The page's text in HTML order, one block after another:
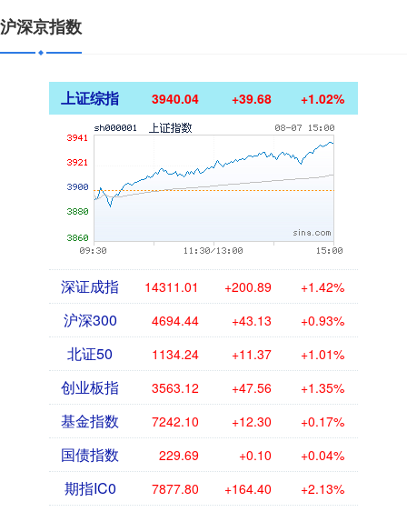
沪深京指数
上证综指 3940.04 +39.68 +1.02%
深证成指 14311.01 +200.89 +1.42%
沪深300 4694.44 +43.13 +0.93%
北证50 1134.24 +11.37 +1.01%
创业板指 3563.12 +47.56 +1.35%
基金指数 7242.10 +12.30 +0.17%
国债指数 229.69 +0.10 +0.04%
期指IC0 7877.80 +164.40 +2.13%